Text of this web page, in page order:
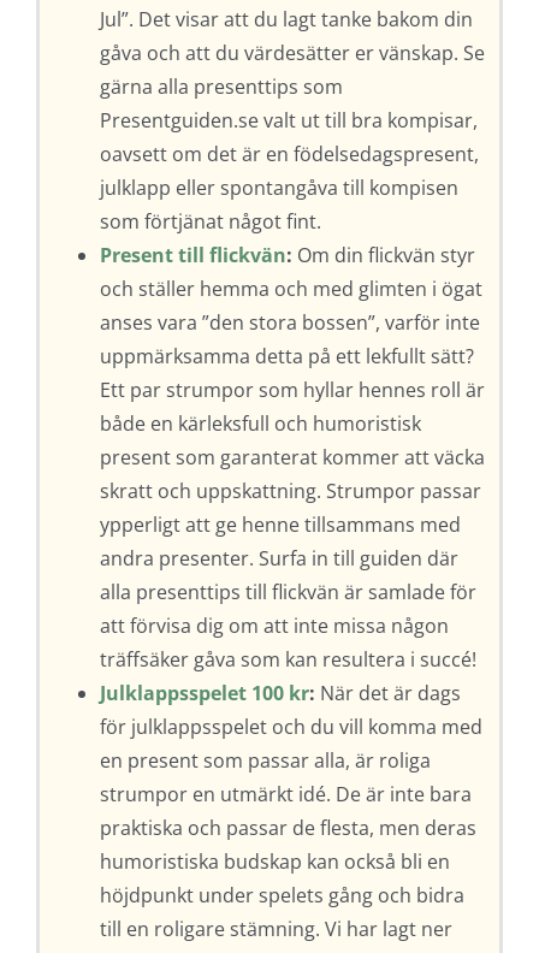
Jul”. Det visar att du lagt tanke bakom din
gåva och att du värdesätter er vänskap. Se
gärna alla presenttips som
Presentguiden.se valt ut till bra kompisar,
oavsett om det är en födelsedagspresent,
julklapp eller spontangåva till kompisen
som förtjänat något fint.
Present till flickvän: Om din flickvän styr
och ställer hemma och med glimten i ögat
anses vara ”den stora bossen”, varför inte
uppmärksamma detta på ett lekfullt sätt?
Ett par strumpor som hyllar hennes roll är
både en kärleksfull och humoristisk
present som garanterat kommer att väcka
skratt och uppskattning. Strumpor passar
ypperligt att ge henne tillsammans med
andra presenter. Surfa in till guiden där
alla presenttips till flickvän är samlade för
att förvisa dig om att inte missa någon
träffsäker gåva som kan resultera i succé!
Julklappsspelet 100 kr: När det är dags
för julklappsspelet och du vill komma med
en present som passar alla, är roliga
strumpor en utmärkt idé. De är inte bara
praktiska och passar de flesta, men deras
humoristiska budskap kan också bli en
höjdpunkt under spelets gång och bidra
till en roligare stämning. Vi har lagt ner